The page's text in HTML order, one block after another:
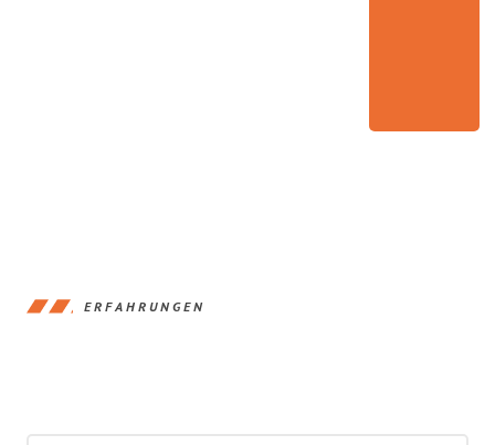
ERFAHRUNGEN